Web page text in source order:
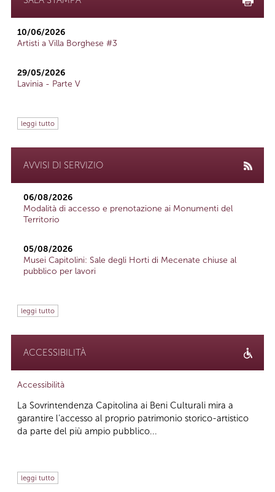
10/06/2026
Artisti a Villa Borghese #3
29/05/2026
Lavinia - Parte V
leggi tutto
AVVISI DI SERVIZIO
06/08/2026
Modalità di accesso e prenotazione ai Monumenti del
Territorio
05/08/2026
Musei Capitolini: Sale degli Horti di Mecenate chiuse al
pubblico per lavori
leggi tutto
ACCESSIBILITÀ
Accessibilità
La Sovrintendenza Capitolina ai Beni Culturali mira a
garantire l’accesso al proprio patrimonio storico-artistico
da parte del più ampio pubblico...
leggi tutto